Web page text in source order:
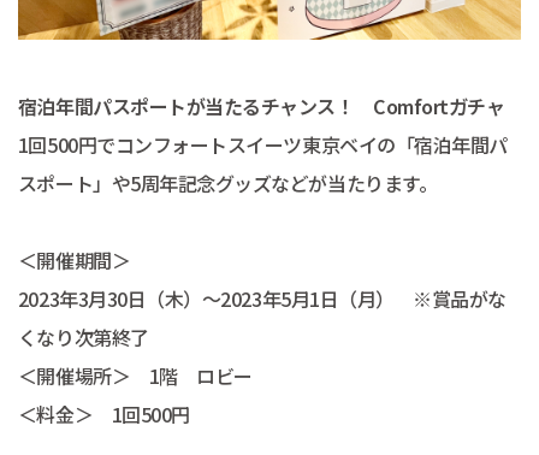
宿泊年間パスポートが当たるチャンス！ Comfortガチャ
1回500円でコンフォートスイーツ東京ベイの「宿泊年間パ
スポート」や5周年記念グッズなどが当たります。
＜開催期間＞
2023年3月30日（木）～2023年5月1日（月） ※賞品がな
くなり次第終了
＜開催場所＞ 1階 ロビー
＜料金＞ 1回500円